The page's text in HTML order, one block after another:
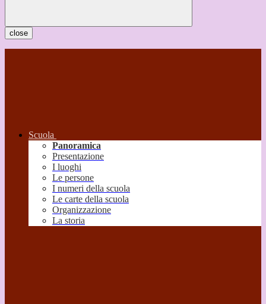
close
Scuola
Panoramica
Presentazione
I luoghi
Le persone
I numeri della scuola
Le carte della scuola
Organizzazione
La storia